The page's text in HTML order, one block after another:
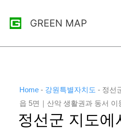
GREEN MAP
Home - 강원특별자치도 - 정선
읍 5면｜산악 생활권과 동서 이
정선군 지도에